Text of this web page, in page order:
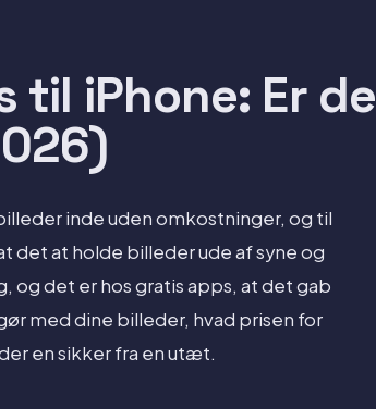
iPhone: Er de
inde uden omkostninger, og til
det at holde billeder ude af syne og
og det er hos gratis apps, at det gab
med dine billeder, hvad prisen for
en sikker fra en utæt.